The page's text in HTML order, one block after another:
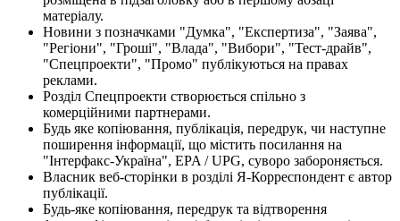
матеріалу.
Новини з позначками "Думка", "Експертиза", "Заява",
"Регіони", "Гроші", "Влада", "Вибори", "Тест-драйв",
"Спецпроекти", "Промо" публікуються на правах
реклами.
Розділ Спецпроекти створюється спільно з
комерційними партнерами.
Будь яке копіювання, публікація, передрук, чи наступне
поширення інформації, що містить посилання на
"Інтерфакс-Україна", EPA / UPG, суворо забороняється.
Власник веб-сторінки в розділі Я-Корреспондент є автор
публікації.
Будь-яке копіювання, передрук та відтворення